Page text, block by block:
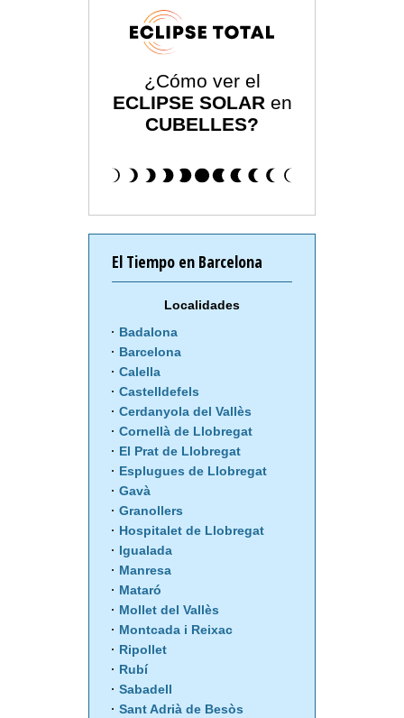
¿Cómo ver el
ECLIPSE SOLAR en
CUBELLES?
El Tiempo en Barcelona
Localidades
Badalona
Barcelona
Calella
Castelldefels
Cerdanyola del Vallès
Cornellà de Llobregat
El Prat de Llobregat
Esplugues de Llobregat
Gavà
Granollers
Hospitalet de Llobregat
Igualada
Manresa
Mataró
Mollet del Vallès
Montcada i Reixac
Ripollet
Rubí
Sabadell
Sant Adrià de Besòs